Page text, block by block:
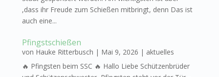
,dass ihr Freude zum Schießen mitbringt, denn Das ist
auch eine...
Pfingstschießen
von Hauke Ritterbusch | Mai 9, 2026 | aktuelles
🔥 Pfingsten beim SSC 🔥 Hallo Liebe Schützenbrüder